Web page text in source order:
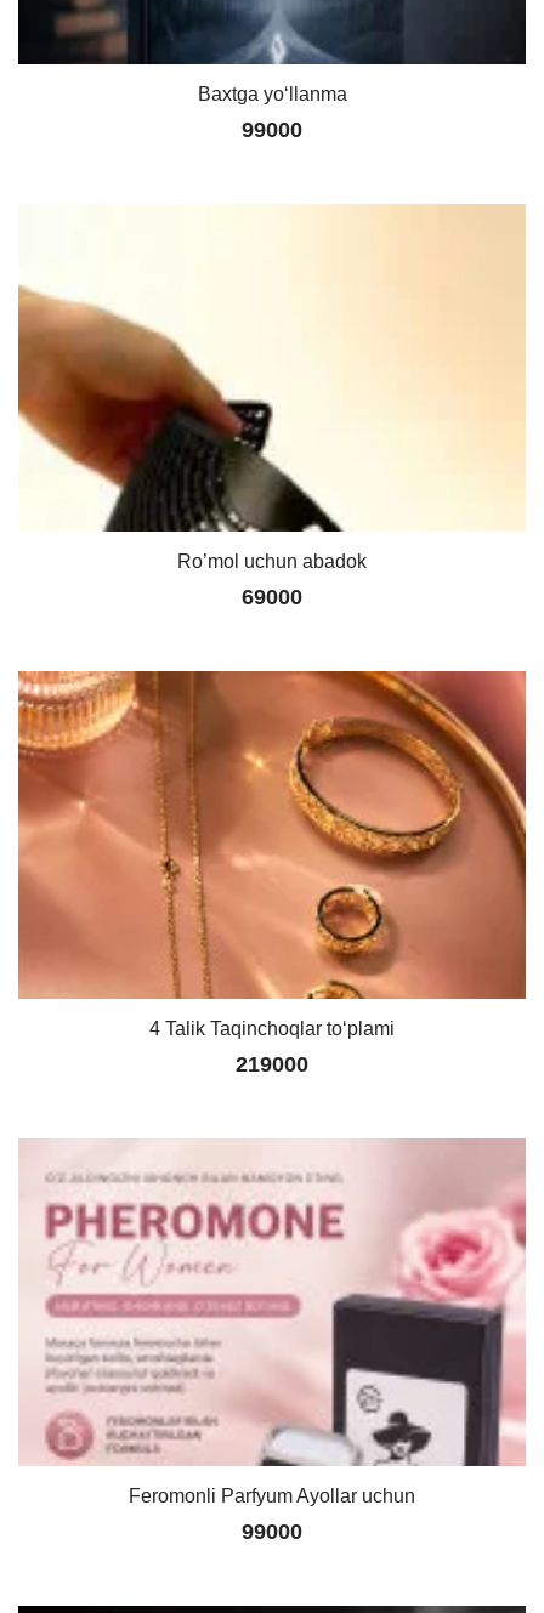
Baxtga yo‘llanma
99000
Ro’mol uchun abadok
69000
4 Talik Taqinchoqlar toʻplami
219000
Feromonli Parfyum Ayollar uchun
99000